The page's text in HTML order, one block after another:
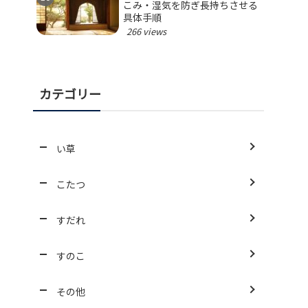
こみ・湿気を防ぎ長持ちさせる
具体手順
266 views
カテゴリー
い草
こたつ
すだれ
すのこ
その他